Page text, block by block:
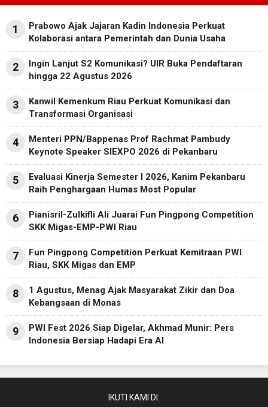
1
Prabowo Ajak Jajaran Kadin Indonesia Perkuat
Kolaborasi antara Pemerintah dan Dunia Usaha
2
Ingin Lanjut S2 Komunikasi? UIR Buka Pendaftaran
hingga 22 Agustus 2026
3
Kanwil Kemenkum Riau Perkuat Komunikasi dan
Transformasi Organisasi
4
Menteri PPN/Bappenas Prof Rachmat Pambudy
Keynote Speaker SIEXPO 2026 di Pekanbaru
5
Evaluasi Kinerja Semester I 2026, Kanim Pekanbaru
Raih Penghargaan Humas Most Popular
6
Pianisril-Zulkifli Ali Juarai Fun Pingpong Competition
SKK Migas-EMP-PWI Riau
7
Fun Pingpong Competition Perkuat Kemitraan PWI
Riau, SKK Migas dan EMP
8
1 Agustus, Menag Ajak Masyarakat Zikir dan Doa
Kebangsaan di Monas
9
PWI Fest 2026 Siap Digelar, Akhmad Munir: Pers
Indonesia Bersiap Hadapi Era AI
IKUTI KAMI DI: